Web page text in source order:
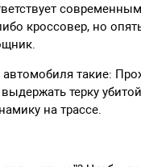
кроссовер, но
такие:
терку
на трассе.